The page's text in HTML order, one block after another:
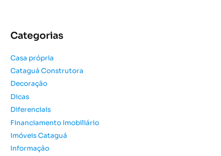
i
a
r
p
o
r
Categorias
Casa própria
Cataguá Construtora
Decoração
Dicas
Diferenciais
Financiamento Imobiliário
Imóveis Cataguá
Informação